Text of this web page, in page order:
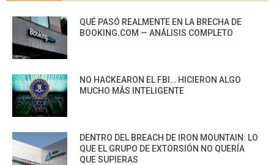
QUÉ PASÓ REALMENTE EN LA BRECHA DE
BOOKING.COM — ANÁLISIS COMPLETO
NO HACKEARON EL FBI… HICIERON ALGO
MUCHO MÁS INTELIGENTE
DENTRO DEL BREACH DE IRON MOUNTAIN: LO
QUE EL GRUPO DE EXTORSIÓN NO QUERÍA
QUE SUPIERAS